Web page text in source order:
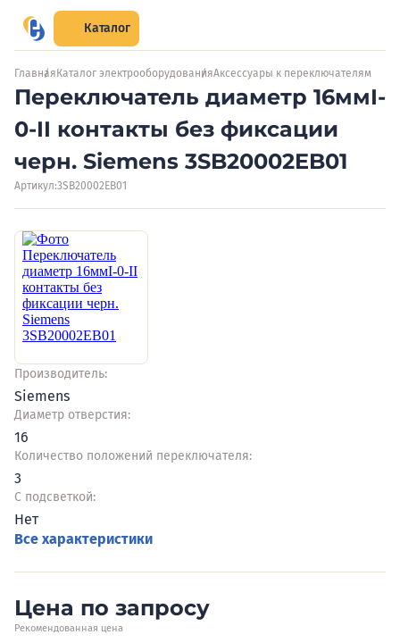
Каталог
Главная Каталог электрооборудованияАксессуары к переключателям
Переключатель диаметр 16ммI-
0-II контакты без фиксации
черн. Siemens 3SB20002EB01
Артикул:3SB20002EB01
Производитель:
Siemens
Диаметр отверстия:
16
Количество положений переключателя:
3
С подсветкой:
Нет
Все характеристики
Цена по запросу
Рекомендованная цена